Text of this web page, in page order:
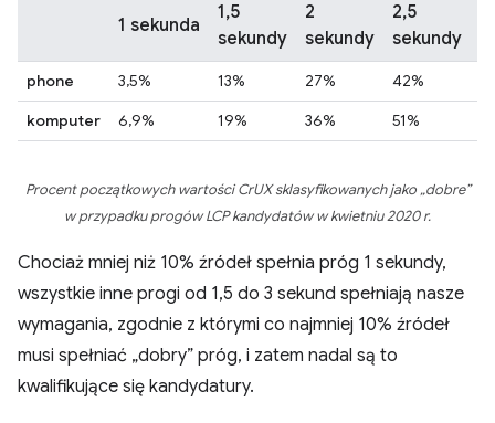
1 sekunda
1,5
sekundy
2
sekundy
2,5
sekundy
phone 3,5% 13% 27% 42%
komputer
6,9% 19% 36% 51%
Procent początkowych wartości CrUX sklasyfikowanych jako „dobre”
w przypadku progów LCP kandydatów w kwietniu 2020 r.
Chociaż mniej niż 10% źródeł spełnia próg 1 sekundy,
wszystkie inne progi od 1,5 do 3 sekund spełniają nasze
wymagania, zgodnie z którymi co najmniej 10% źródeł
musi spełniać „dobry” próg, i zatem nadal są to
kwalifikujące się kandydatury.